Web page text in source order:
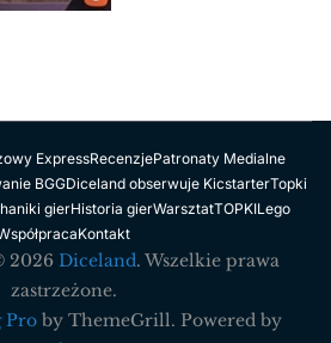
ExpressRecenzjePatronaty Medialne
BGGDiceland obserwuje KicstarterTopki
gierHistoria gierWarsztatTOPKILego
Kontakt
2026 Diceland. Wszelkie prawa
zastrzeżone.
Proby ThemeGrill. Powered by